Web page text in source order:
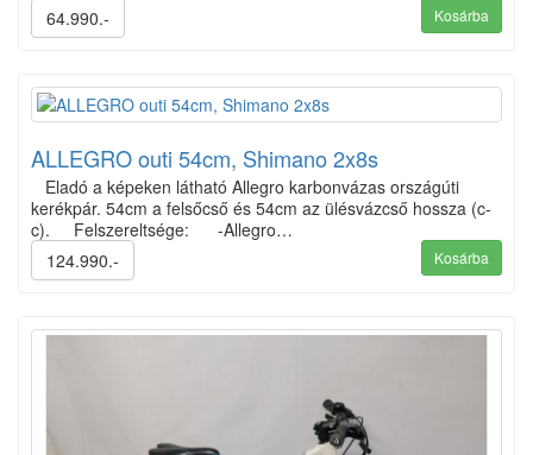
64.990.-
Kosárba
ALLEGRO outi 54cm, Shimano 2x8s
Eladó a képeken látható Allegro karbonvázas országúti
kerékpár. 54cm a felsőcső és 54cm az ülésvázcső hossza (c-
c). Felszereltsége: -Allegro…
124.990.-
Kosárba